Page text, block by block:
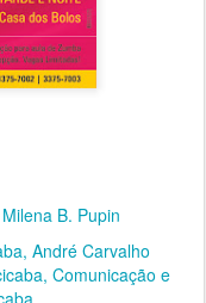
Milena B. Pupin
André Carvalho
Comunicação e